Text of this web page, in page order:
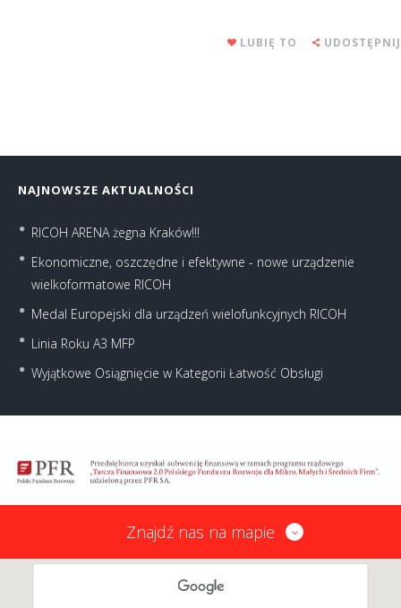
LUBIĘ TO UDOSTĘPNIJ
NAJNOWSZE AKTUALNOŚCI
RICOH ARENA żegna Kraków!!!
Ekonomiczne, oszczędne i efektywne - nowe urządzenie
wielkoformatowe RICOH
Medal Europejski dla urządzeń wielofunkcyjnych RICOH
Linia Roku A3 MFP
Wyjątkowe Osiągnięcie w Kategorii Łatwość Obsługi
Znajdź nas na mapie